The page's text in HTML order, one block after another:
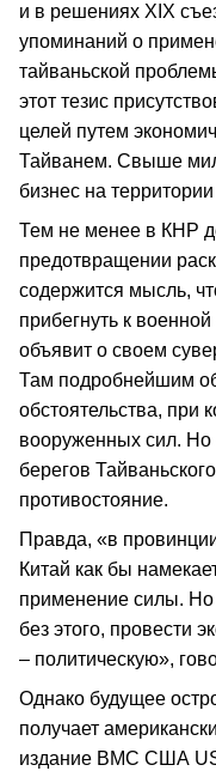
и в решениях XIX
упоминаний о
тайваньской
этот тезис
целей путем
Тайванем. Свыше
бизнес на
Тем не менее в КНР
предотвращении
содержится мысль,
прибегнуть к
объявит о своем
Там подробнейшим
обстоятельства, при
вооруженных сил. Но
берегов
противостояние.
Правда, «в
Китай как бы
применение силы. Но
без этого, провести
– политическую»,
Однако будущее
получает
издание ВМС США